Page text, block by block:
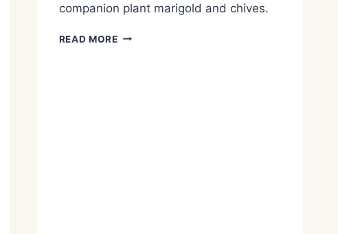
companion plant marigold and chives.
READ MORETHREE